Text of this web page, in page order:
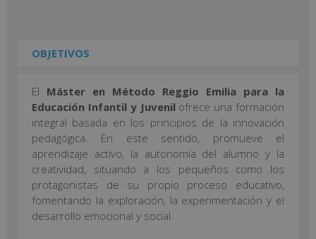
OBJETIVOS
El Máster en Método Reggio Emilia para la
Educación Infantil y Juvenilofrece una formación
integral basada en los principios de la innovación
pedagógica. En este sentido, promueve el
aprendizaje activo, la autonomía del alumno y la
creatividad, situando a los pequeños como los
protagonistas de su propio proceso educativo,
fomentando la exploración, la experimentación y el
desarrollo emocional y social.